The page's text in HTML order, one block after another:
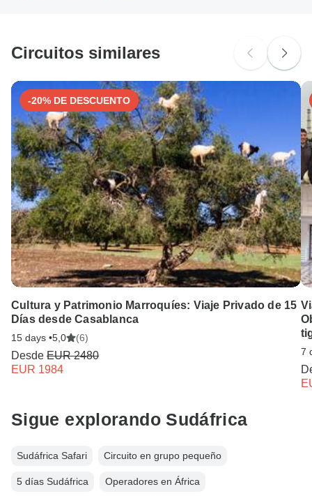
Circuitos similares
-20% DE DESCUENTO
Cultura y Patrimonio Marroquíes: Viaje Privado de 15
Días desde Casablanca
15 days •5,0 (6)
Desde EUR 2480
EUR 1984
7
Sigue explorando Sudáfrica
Sudáfrica Safari Circuito en grupo pequeño
5 días Sudáfrica Operadores en África